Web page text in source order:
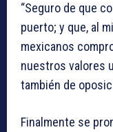
“Seguro de que
puerto; y que, al
mexicanos
nuestros valores
también de
Finalmente se